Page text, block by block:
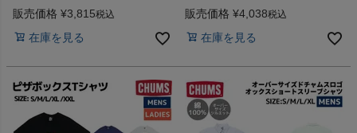
Hurricane T-Shirt アウトレット
販売価格 ¥3,815税込
在庫を見る
USAコットン100％ 扇子
ウトレット セール
販売価格 ¥4,038税込
在庫を見る